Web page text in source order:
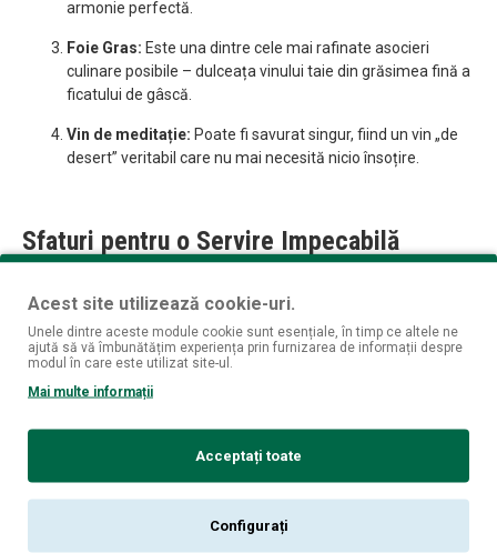
armonie perfectă.
Foie Gras: Este una dintre cele mai rafinate asocieri
culinare posibile – dulceața vinului taie din grăsimea fină a
ficatului de gâscă.
Vin de meditație: Poate fi savurat singur, fiind un vin „de
desert” veritabil care nu mai necesită nicio însoțire.
Sfaturi pentru o Servire Impecabilă
Temperatura de Servire: 10°C – 12°C
. O temperatură
mai scăzută va pune în evidență aciditatea și va echilibra
dulceața.
concentreze aromele complexe și să permită o degustare
Păstrare:Datorită conținutului ridicat de zahăr și acidității,
acest vin are un potențial de învechire impresionant.
Acest site utilizează cookie-uri.
Unele dintre aceste module cookie sunt esențiale, în timp ce altele ne
ajută să vă îmbunătățim experiența prin furnizarea de informații despre
modul în care este utilizat site-ul.
Mai multe informații
Acceptați toate
Configurați